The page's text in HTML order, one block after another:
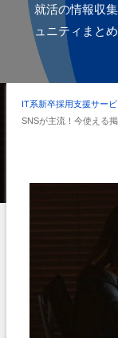
就活の情報収
ュニティまとめ
IT系新卒採用支援サー
SNSが主流！今使える